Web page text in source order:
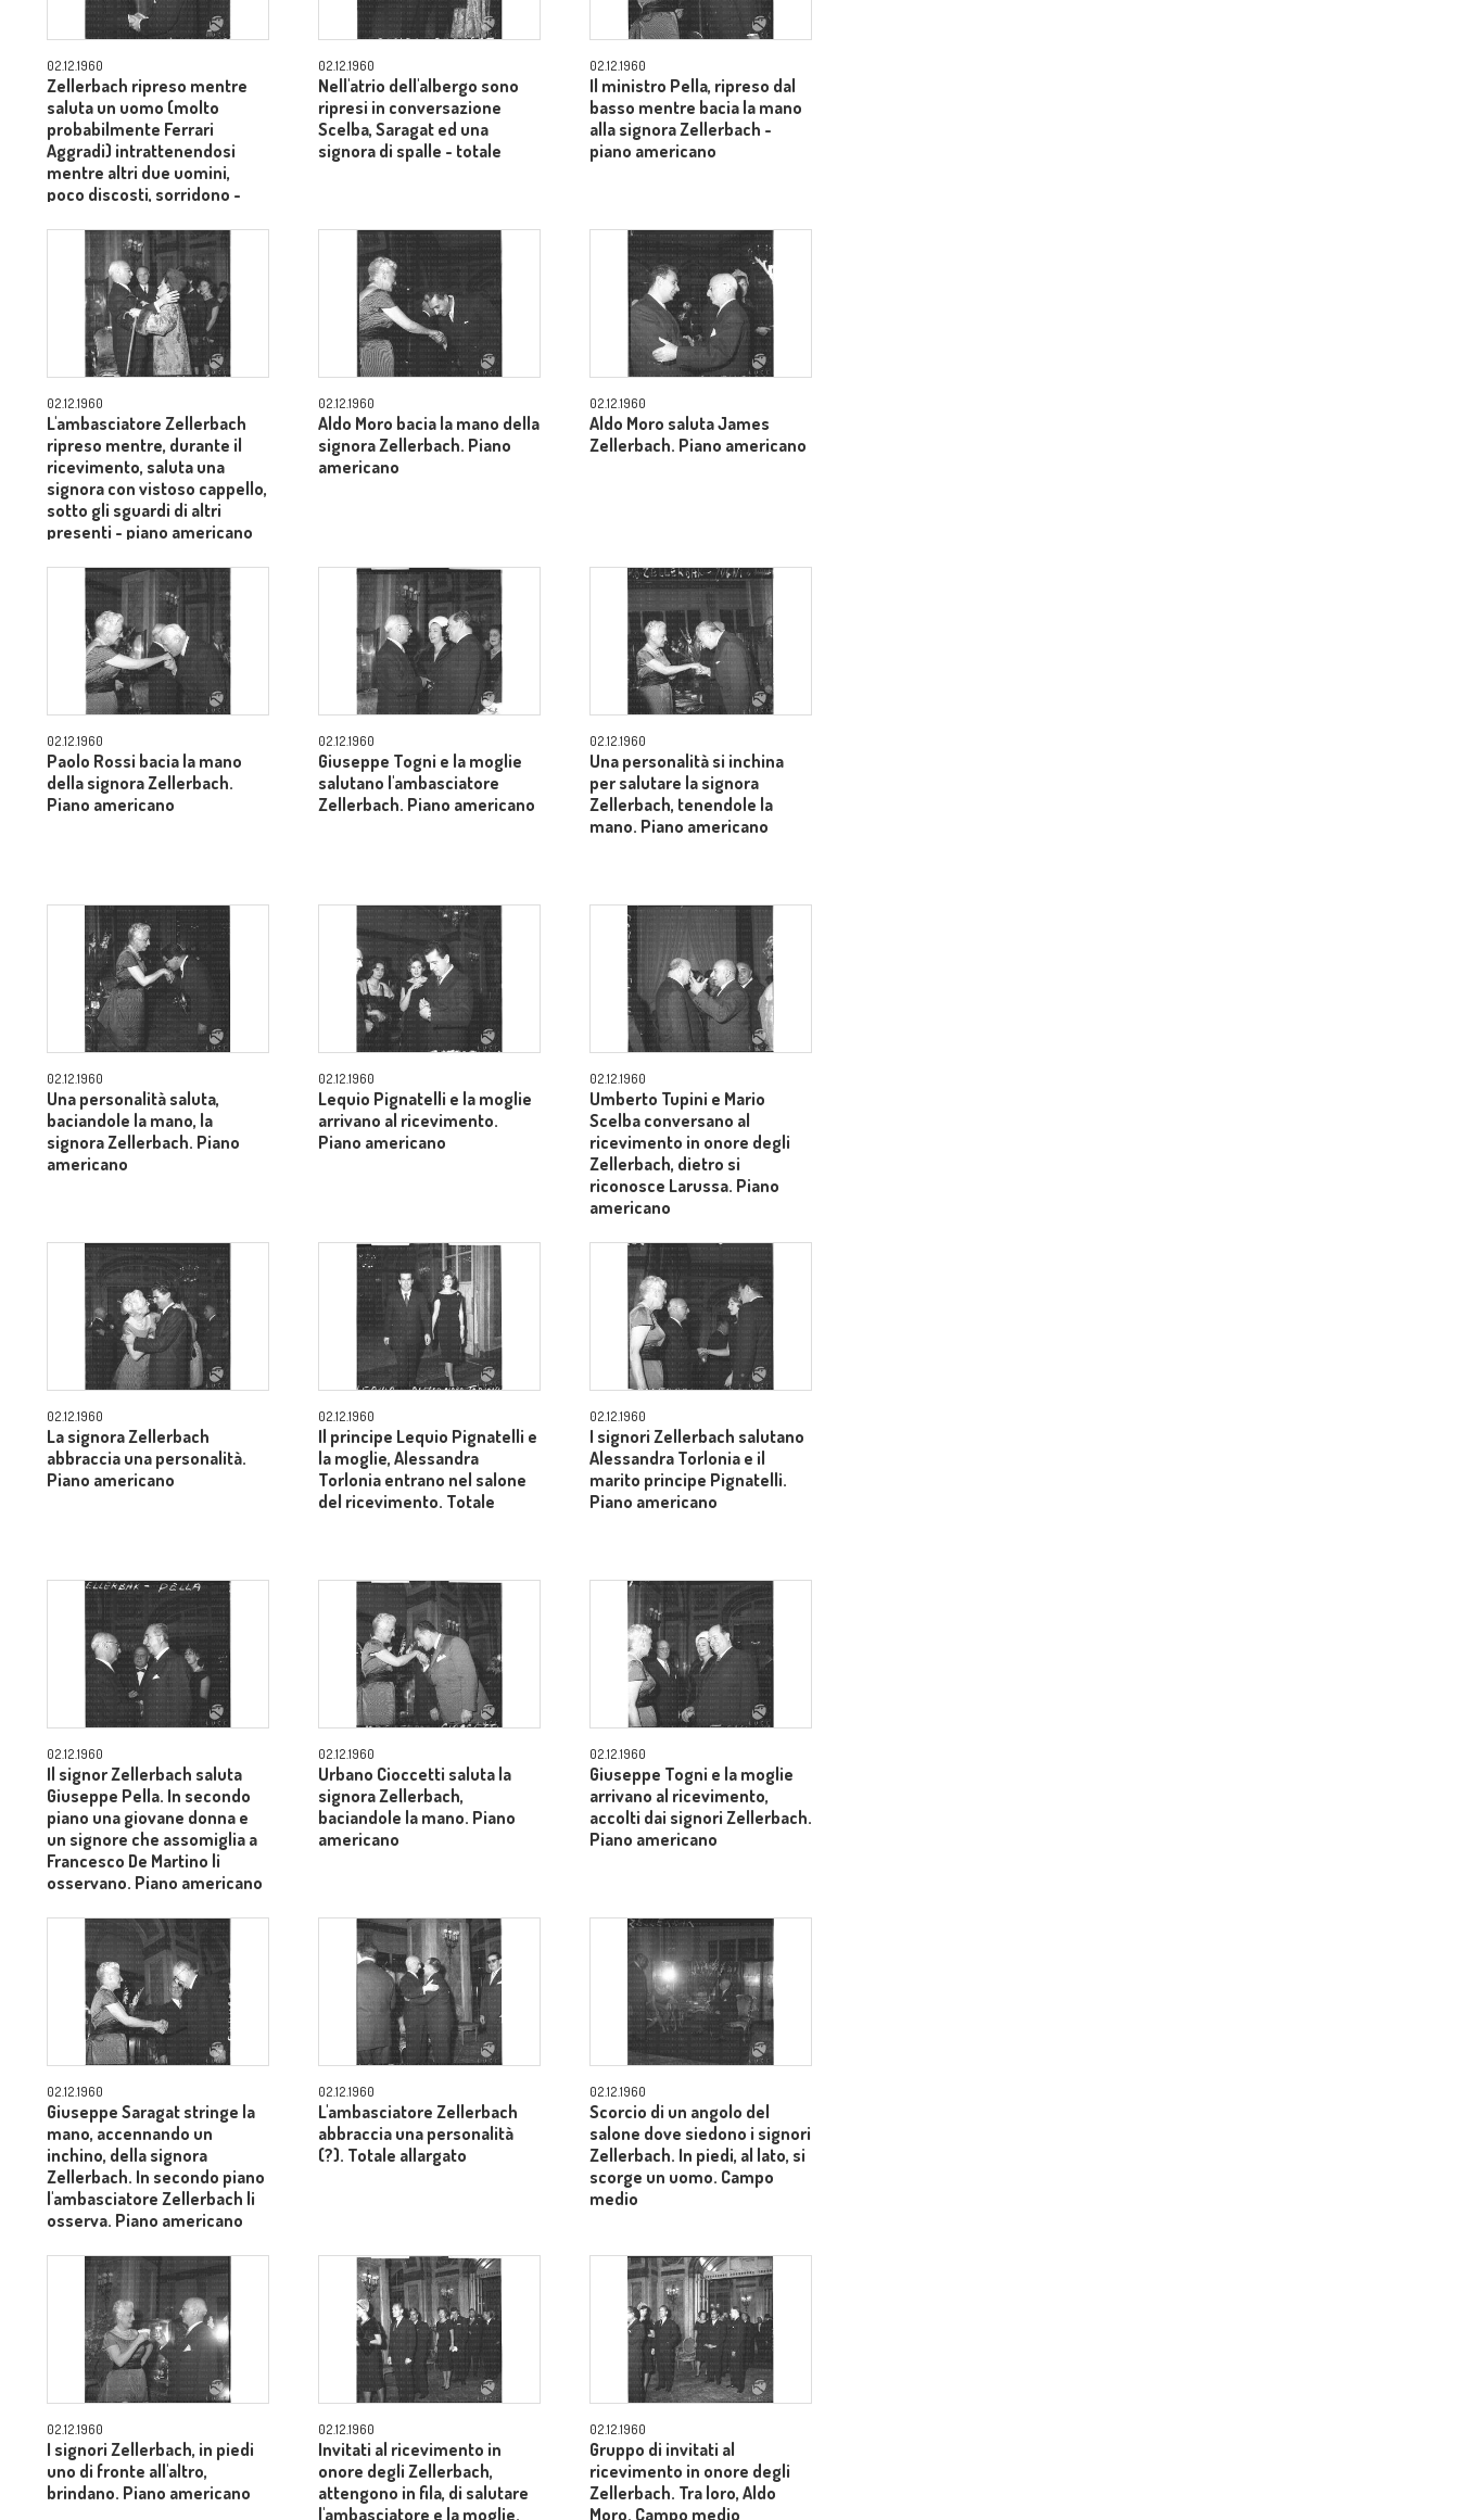
02.12.1960
Zellerbach ripreso mentre
saluta un uomo (molto
probabilmente Ferrari
Aggradi) intrattenendosi
mentre altri due uomini,
poco discosti, sorridono -
02.12.1960
Nell'atrio dell'albergo sono
ripresi in conversazione
Scelba, Saragat ed una
signora di spalle - totale
02.12.1960
Il ministro Pella, ripreso dal
basso mentre bacia la mano
alla signora Zellerbach -
piano americano
02.12.1960
L'ambasciatore Zellerbach
ripreso mentre, durante il
ricevimento, saluta una
signora con vistoso cappello,
sotto gli sguardi di altri
presenti - piano americano
02.12.1960
Aldo Moro bacia la mano della
signora Zellerbach. Piano
americano
02.12.1960
Aldo Moro saluta James
Zellerbach. Piano americano
02.12.1960
Paolo Rossi bacia la mano
della signora Zellerbach.
Piano americano
02.12.1960
Giuseppe Togni e la moglie
salutano l'ambasciatore
Zellerbach. Piano americano
02.12.1960
Una personalità si inchina
per salutare la signora
Zellerbach, tenendole la
mano. Piano americano
02.12.1960
Una personalità saluta,
baciandole la mano, la
signora Zellerbach. Piano
americano
02.12.1960
Lequio Pignatelli e la moglie
arrivano al ricevimento.
Piano americano
02.12.1960
Umberto Tupini e Mario
Scelba conversano al
ricevimento in onore degli
Zellerbach, dietro si
riconosce Larussa. Piano
americano
02.12.1960
La signora Zellerbach
abbraccia una personalità.
Piano americano
02.12.1960
Il principe Lequio Pignatelli e
la moglie, Alessandra
Torlonia entrano nel salone
del ricevimento. Totale
02.12.1960
I signori Zellerbach salutano
Alessandra Torlonia e il
marito principe Pignatelli.
Piano americano
02.12.1960
Il signor Zellerbach saluta
Giuseppe Pella. In secondo
piano una giovane donna e
un signore che assomiglia a
Francesco De Martino li
osservano. Piano americano
02.12.1960
Urbano Cioccetti saluta la
signora Zellerbach,
baciandole la mano. Piano
americano
02.12.1960
Giuseppe Togni e la moglie
arrivano al ricevimento,
accolti dai signori Zellerbach.
Piano americano
02.12.1960
Giuseppe Saragat stringe la
mano, accennando un
inchino, della signora
Zellerbach. In secondo piano
l'ambasciatore Zellerbach li
osserva. Piano americano
02.12.1960
L'ambasciatore Zellerbach
abbraccia una personalità
(?). Totale allargato
02.12.1960
Scorcio di un angolo del
salone dove siedono i signori
Zellerbach. In piedi, al lato, si
scorge un uomo. Campo
medio
02.12.1960
I signori Zellerbach, in piedi
uno di fronte all'altro,
brindano. Piano americano
02.12.1960
Invitati al ricevimento in
onore degli Zellerbach,
attengono in fila, di salutare
l'ambasciatore e la moglie.
02.12.1960
Gruppo di invitati al
ricevimento in onore degli
Zellerbach. Tra loro, Aldo
Moro. Campo medio